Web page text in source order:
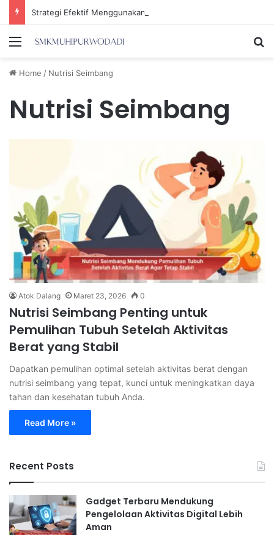
Menu
Home / Nutrisi Seimbang
Nutrisi Seimbang
Atok Dalang Maret 23, 2026 0
Nutrisi Seimbang Penting untuk
Pemulihan Tubuh Setelah Aktivitas
Berat yang Stabil
Dapatkan pemulihan optimal setelah aktivitas berat dengan
nutrisi seimbang yang tepat, kunci untuk meningkatkan daya
tahan dan kesehatan tubuh Anda.
Read More »
Recent Posts
Gadget Terbaru Mendukung
Pengelolaan Aktivitas Digital Lebih
Aman